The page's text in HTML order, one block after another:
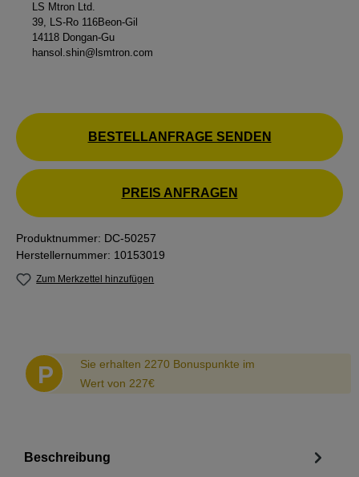
LS Mtron Ltd.
39, LS-Ro 116Beon-Gil
14118 Dongan-Gu
hansol.shin@lsmtron.com
BESTELLANFRAGE SENDEN
PREIS ANFRAGEN
Produktnummer: DC-50257
Herstellernummer: 10153019
Zum Merkzettel hinzufügen
P
Sie erhalten 2270 Bonuspunkte im
Wert von 227€
Beschreibung